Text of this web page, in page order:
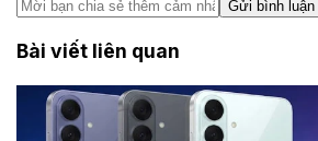
Gửi bình luận
Bài viết liên quan